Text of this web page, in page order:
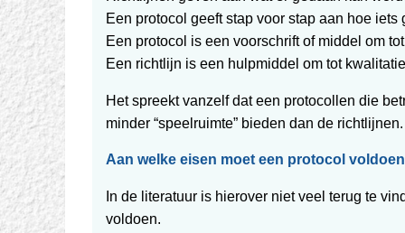
Een protocol geeft stap voor stap aan hoe iets
Een protocol is een voorschrift of middel om
Een richtlijn is een hulpmiddel om tot
Het spreekt vanzelf dat een protocollen die
minder “speelruimte” bieden dan de richtlijnen.
Aan welke eisen moet een protocol
In de literatuur is hierover niet veel terug te
voldoen.